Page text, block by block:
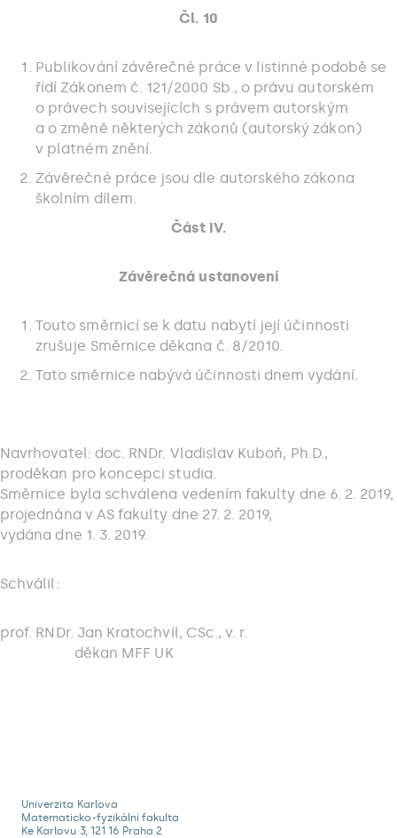
Čl. 10
Publikování závěrečné práce v listinné podobě se
řídí Zákonem č. 121/2000 Sb., o právu autorském
o právech souvisejících s právem autorským
a o změně některých zákonů (autorský zákon)
v platném znění.
Závěrečné práce jsou dle autorského zákona
školním dílem.
Část IV.
Závěrečná ustanovení
Touto směrnicí se k datu nabytí její účinnosti
zrušuje Směrnice děkana č. 8/2010.
Tato směrnice nabývá účinnosti dnem vydání.
Navrhovatel: doc. RNDr. Vladislav Kuboň, Ph.D.,
proděkan pro koncepci studia.
Směrnice byla schválena vedením fakulty dne 6. 2. 2019,
projednána v AS fakulty dne 27. 2. 2019,
vydána dne 1. 3. 2019.
Schválil:
prof. RNDr. Jan Kratochvíl, CSc., v. r.
děkan MFF UK
Univerzita Karlova
Matematicko-fyzikální fakulta
Ke Karlovu 3, 121 16 Praha 2